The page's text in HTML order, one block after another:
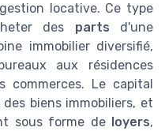
locative. Ce type
des parts d'une
immobilier diversifié,
aux résidences
commerces. Le capital
biens immobiliers, et
sous forme de loyers,